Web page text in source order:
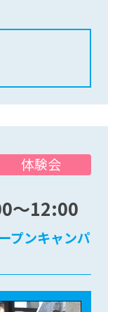
体験会
〜12:00
プンキャンパ